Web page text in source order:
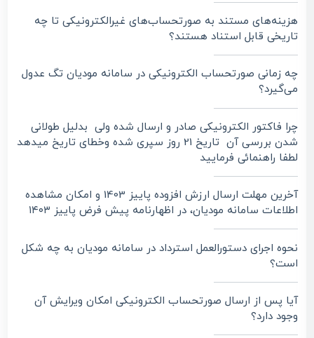
هزینه‌های مستند به صورتحساب‌های غیرالکترونیکی تا چه
تاریخی قابل استناد هستند؟
چه زمانی صورتحساب الکترونیکی در سامانه مودیان تگ عدول
می‌گیرد؟
چرا فاکتور الکترونیکی صادر و ارسال شده ولی بدلیل طولانی
شدن بررسی آن تاریخ 21 روز سپری شده وخطای تاریخ میدهد
لطفا راهنمائی فرمایید
آخرین مهلت ارسال ارزش افزوده پاییز 1403 و امکان مشاهده
اطلاعات سامانه مودیان، در اظهارنامه پیش فرض پاییز ۱۴۰۳
نحوه اجرای دستورالعمل استرداد در سامانه مودیان به چه شکل
است؟
آیا پس از ارسال صورتحساب الکترونیکی امکان ویرایش آن
وجود دارد؟